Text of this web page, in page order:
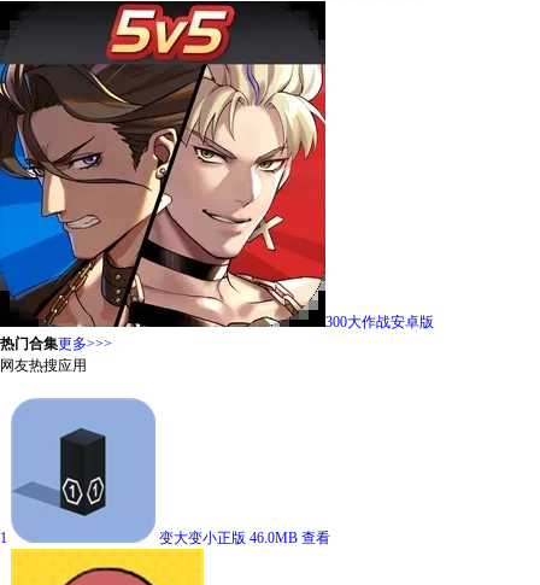
300大作战安卓版
热门合集更多>>>
网友热搜应用
1 变大变小正版 46.0MB 查看